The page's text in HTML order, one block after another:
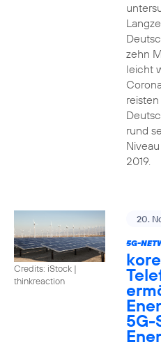
zehn
leicht
rund
2019.
Credits: iStock |
thinkreaction
20.
5G-
5G-